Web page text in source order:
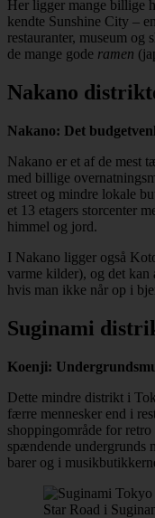
Her ligger mange billige
kendte Sunshine City –
restauranter, museum og
de mange gode ramen
Nakano
Nakano: Det
Nakano er et af de mest
med billige
street og mindre lokale
et 13 etagers storcenter
himmel og jord.
I Nakano ligger også
varme kilder), og det kan
hvis man ikke når op i
Suginami
Koenji:
Dette mindre distrikt i
færre mennesker end i
shoppingområde for
spændende undergrunds
barer og i
Star Road i